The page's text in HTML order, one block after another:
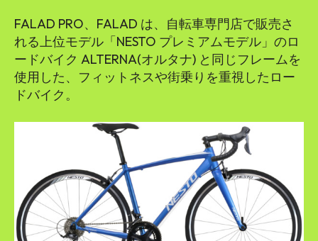
FALAD PRO、FALAD は、自転車専門店で販売さ
れる上位モデル「NESTO プレミアムモデル」のロ
ードバイク ALTERNA(オルタナ) と同じフレームを
使用した、フィットネスや街乗りを重視したロー
ドバイク。